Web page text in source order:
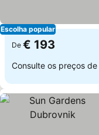
Escolha popular
De € 193
Consulte os preços de